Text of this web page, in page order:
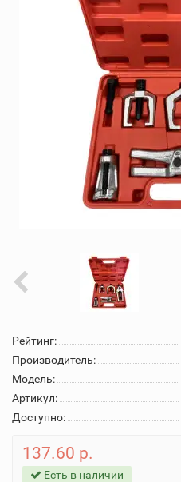
Рейтинг:
Производитель:
Модель:
Артикул:
Доступно:
137.60 р.
Есть в наличии